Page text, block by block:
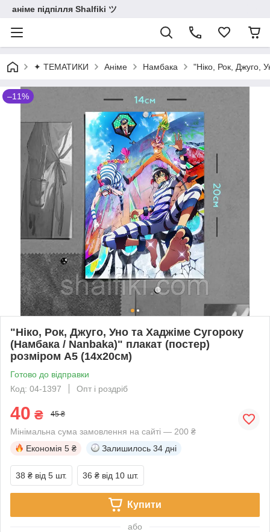
аніме підпілля Shalfiki ツ
✦ ТЕМАТИКИ Аніме Намбака "Ніко, Рок, Джуго,
–11%
"Ніко, Рок, Джуго, Уно та Хаджіме Сугороку
(Намбака / Nanbaka)" плакат (постер)
розміром А5 (14х20см)
Готово до відправки
Код: 04-1397
Опт і роздріб
40 ₴ 45 ₴
Мінімальна сума замовлення на сайті — 200 ₴
Економія 5 ₴ Залишилось 34 дні
38 ₴ від 5 шт. 36 ₴ від 10 шт.
Купити
або